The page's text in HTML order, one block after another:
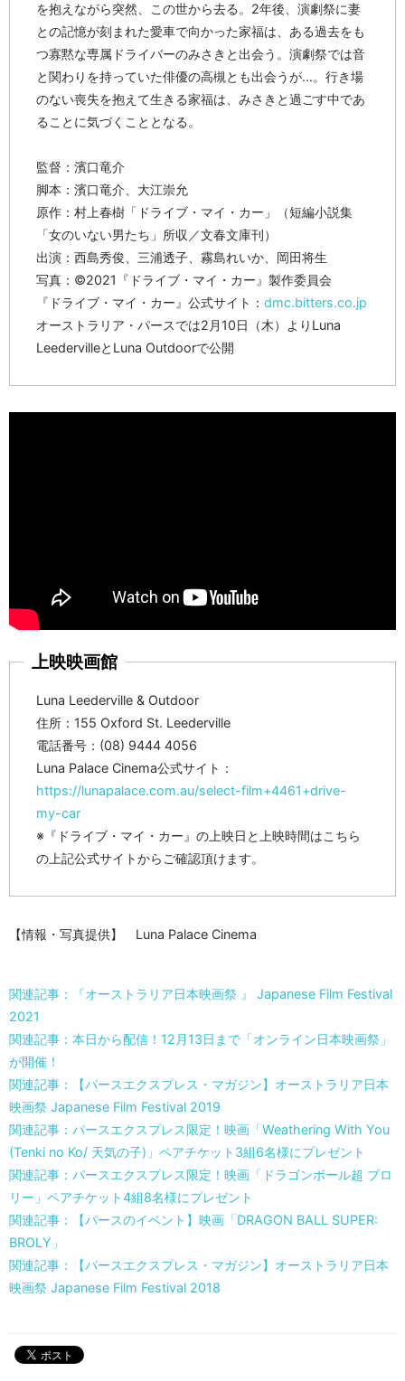
を抱えながら突然、この世から去る。2年後、演劇祭に妻
との記憶が刻まれた愛車で向かった家福は、ある過去をも
つ寡黙な専属ドライバーのみさきと出会う。演劇祭では音
と関わりを持っていた俳優の高槻とも出会うが…。行き場
のない喪失を抱えて生きる家福は、みさきと過ごす中であ
ることに気づくこととなる。
監督：濱口竜介
脚本：濱口竜介、大江崇允
原作：村上春樹「ドライブ・マイ・カー」（短編小説集
「女のいない男たち」所収／文春文庫刊）
出演：西島秀俊、三浦透子、霧島れいか、岡田将生
写真：©2021『ドライブ・マイ・カー』製作委員会
『ドライブ・マイ・カー』公式サイト： dmc.bitters.co.jp
オーストラリア・パースでは2月10日（木）よりLuna
LeedervilleとLuna Outdoorで公開
上映映画館
Luna Leederville & Outdoor
住所：155 Oxford St. Leederville
電話番号：(08) 9444 4056
Luna Palace Cinema公式サイト：
https://lunapalace.com.au/select-film+4461+drive-
my-car
※『ドライブ・マイ・カー』の上映日と上映時間はこちら
の上記公式サイトからご確認頂けます。
【情報・写真提供】 Luna Palace Cinema
関連記事：『オーストラリア日本映画祭 』 Japanese Film Festival
2021
関連記事：本日から配信！12月13日まで「オンライン日本映画祭」
が開催！
関連記事：【パースエクスプレス・マガジン】オーストラリア日本
映画祭 Japanese Film Festival 2019
関連記事：パースエクスプレス限定！映画「Weathering With You
(Tenki no Ko/ 天気の子)」ペアチケット3組6名様にプレゼント
関連記事：パースエクスプレス限定！映画「ドラゴンボール超 ブロ
リー」ペアチケット4組8名様にプレゼント
関連記事：【パースのイベント】映画「DRAGON BALL SUPER:
BROLY」
関連記事：【パースエクスプレス・マガジン】オーストラリア日本
映画祭 Japanese Film Festival 2018